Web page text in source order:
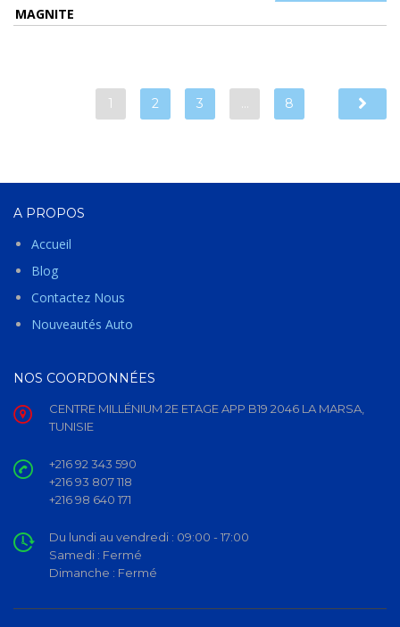
MAGNITE
1 2 3 … 8
A PROPOS
Accueil
Blog
Contactez Nous
Nouveautés Auto
NOS COORDONNÉES
CENTRE MILLÉNIUM 2E ETAGE APP B19 2046 LA MARSA,
TUNISIE
+216 92 343 590
+216 93 807 118
+216 98 640 171
Du lundi au vendredi : 09:00 - 17:00
Samedi : Fermé
Dimanche : Fermé